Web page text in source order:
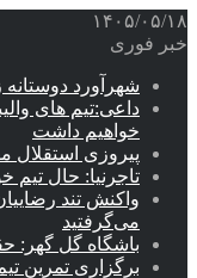
۱۴۰۵/۰۵/۱۸
خبر فوری
شهرآورد دوستانه
داعی:تیم های
خواهیم داشت
پیروزی استقلال
تاجرنیا: حال
واکنش تند
می‌گرفتید
باشگاه گل گهر:
برگزاری تمرین